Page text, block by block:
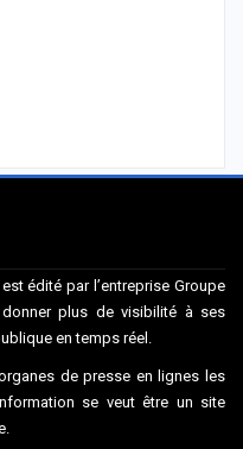
édité par l’entreprise Groupe
plus de visibilité à ses
en temps réel.
de presse en lignes les
se veut être un site